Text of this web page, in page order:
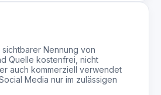
Nennung von
Quelle kostenfrei, nicht
auch kommerziell verwendet
Media nur im zulässigen